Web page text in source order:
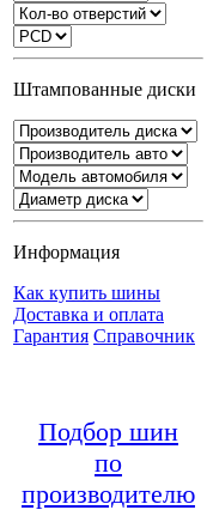
Штампованные диски
Информация
Как купить шины
Доставка и оплата
Гарантия Справочник
Подбор шин
по
производителю